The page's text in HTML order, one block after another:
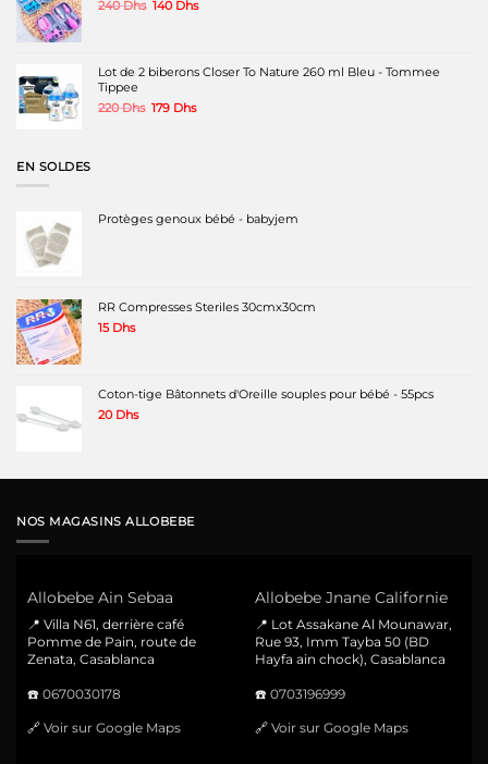
240Dhs Le
240 Dhs.
140 DhsLe
140 Dhs.
Lot de 2 biberons Closer To Nature 260 ml Bleu - Tommee
Tippee
220Dhs Le
179 DhsLe
EN SOLDES
Protèges genoux bébé - babyjem
RR Compresses Steriles 30cmx30cm
15 Dhs
Coton-tige Bâtonnets d'Oreille souples pour bébé - 55pcs
20 Dhs
NOS MAGASINS ALLOBEBE
Allobebe Ain Sebaa
📍 Villa N61, derrière café
Pomme de Pain, route de
Zenata, Casablanca
☎️ 0670030178
🔗 Voir sur Google Maps
Allobebe Jnane Californie
📍 Lot Assakane Al Mounawar,
Rue 93, Imm Tayba 50 (BD
Hayfa ain chock), Casablanca
☎️ 0703196999
🔗 Voir sur Google Maps